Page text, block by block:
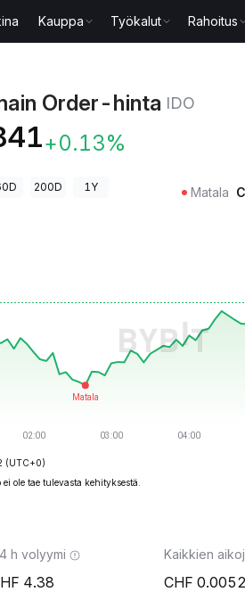
Kauppa Työkalut Rahoitus
Order-hinta IDO
+0.13%
200D 1Y Matala
(UTC+0)
ole tae tulevasta kehityksestä.
h volyymi
4.38
Kaikkien